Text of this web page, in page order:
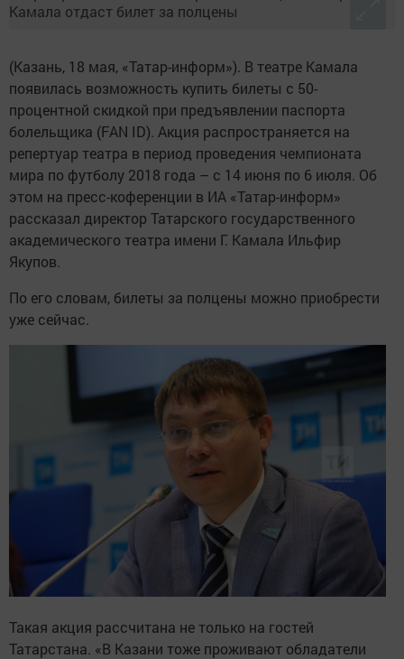
(Казань, 18 мая, «Татар-информ»). В театре Камала
появилась возможность купить билеты с 50-
процентной скидкой при предъявлении паспорта
болельщика (FAN ID). Акция распространяется на
репертуар театра в период проведения чемпионата
мира по футболу 2018 года – с 14 июня по 6 июля. Об
этом на пресс-коференции в ИА «Татар-информ»
рассказал директор Татарского государственного
академического театра имени Г. Камала Ильфир
Якупов.
По его словам, билеты за полцены можно приобрести
уже сейчас.
Такая акция рассчитана не только на гостей
Татарстана. «В Казани тоже проживают обладатели